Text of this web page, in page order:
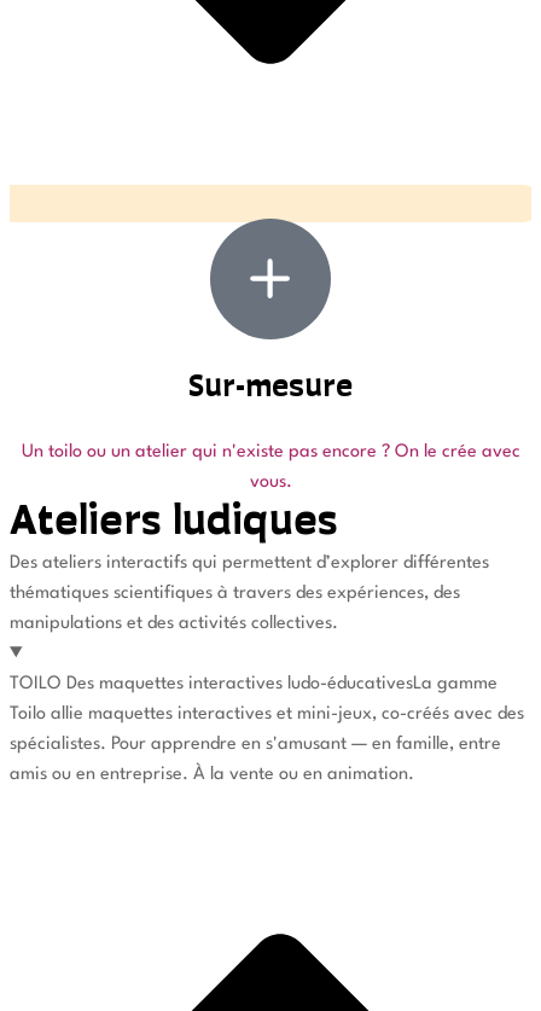
Sur-mesure
Un toilo ou un atelier qui n'existe pas encore ? On le crée avec
vous.
Ateliers ludiques
Des ateliers interactifs qui permettent d’explorer différentes
thématiques scientifiques à travers des expériences, des
manipulations et des activités collectives.
TOILO Des maquettes interactives ludo-éducativesLa gamme
Toilo allie maquettes interactives et mini-jeux, co-créés avec des
spécialistes. Pour apprendre en s'amusant — en famille, entre
amis ou en entreprise. À la vente ou en animation.